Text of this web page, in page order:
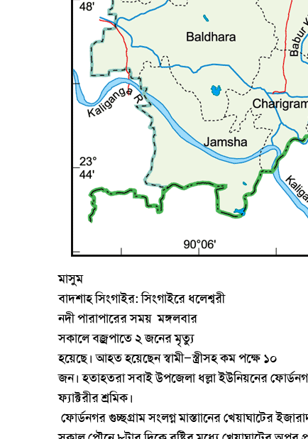
মাসুম
বাদশাহসিংগাইর: সিংগাইরে ধলেশ্বরী
নদীপারাপারেরসময় মঙ্গলবার
সকালেবজ্রপাতে২জনেরমৃত্যু
হয়েছে। আহতহয়েছেনস্বামী–স্ত্রীসহকমপক্ষে ১০
জন। হতাহতরাসবাইউপজেলা ধল্লাইউনিয়নের
ফ্যাক্টরীরশ্রমিক।
ফোর্ডনগরগুচ্ছগ্রামসংলগ্নমাস্তাানেরখেয়াঘাটের